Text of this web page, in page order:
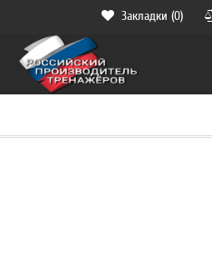
Закладки (0)